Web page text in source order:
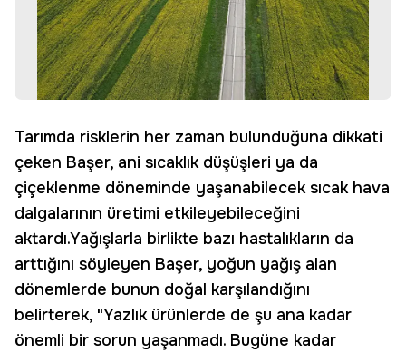
Tarımda risklerin her zaman bulunduğuna dikkati
çeken Başer, ani sıcaklık düşüşleri ya da
çiçeklenme döneminde yaşanabilecek sıcak hava
dalgalarının üretimi etkileyebileceğini
aktardı.Yağışlarla birlikte bazı hastalıkların da
arttığını söyleyen Başer, yoğun yağış alan
dönemlerde bunun doğal karşılandığını
belirterek, "Yazlık ürünlerde de şu ana kadar
önemli bir sorun yaşanmadı. Bugüne kadar